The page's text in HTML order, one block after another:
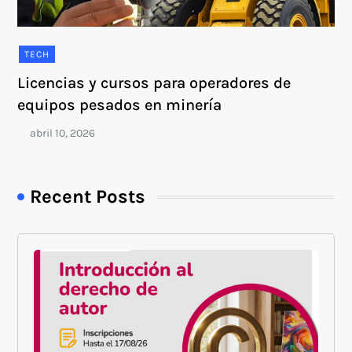
TECH
Licencias y cursos para operadores de
equipos pesados en minería
Recent Posts